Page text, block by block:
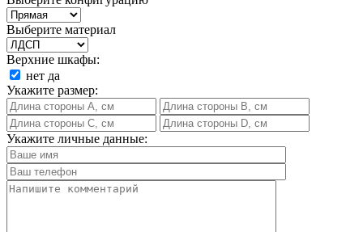
Выберите материал
Верхние шкафы:
нет да
Укажите размер:
Укажите личные данные: